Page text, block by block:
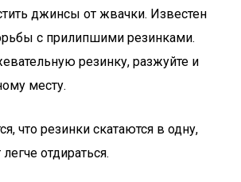
джинсы от жвачки. Известен
с прилипшими резинками.
резинку, разжуйте и
месту.
что резинки скатаются в одну,
отдираться.